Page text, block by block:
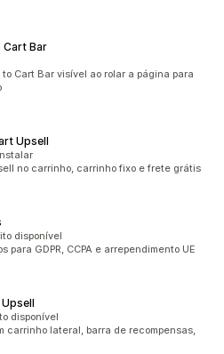
Cart Bar
Cart Bar visível ao rolar a página para
Upsell
no carrinho, carrinho fixo e frete grátis
disponível
para GDPR, CCPA e arrependimento UE
disponível
carrinho lateral, barra de recompensas,